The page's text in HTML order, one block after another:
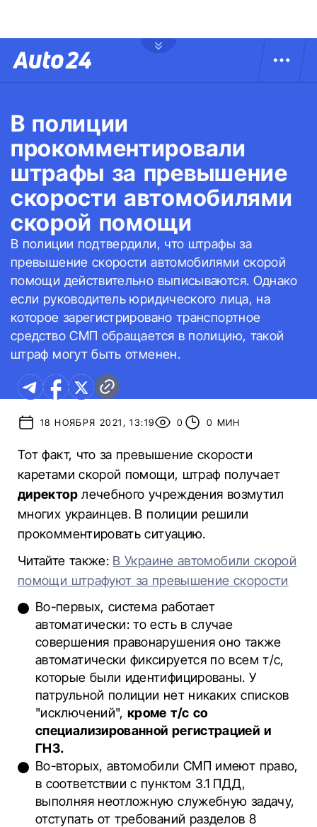
В полиции
прокомментировали
штрафы за превышение
скорости автомобилями
скорой помощи
В полиции подтвердили, что штрафы за
превышение скорости автомобилями скорой
помощи действительно выписываются. Однако
если руководитель юридического лица, на
которое зарегистрировано транспортное
средство СМП обращается в полицию, такой
штраф могут быть отменен.
18 НОЯБРЯ 2021, 13:19 0 0 МИН
Тот факт, что за превышение скорости
каретами скорой помощи, штраф получает
директорлечебного учреждения возмутил
многих украинцев. В полиции решили
прокомментировать ситуацию.
Читайте также: В Украине автомобили скорой
помощи штрафуют за превышение скорости
Во-первых, система работает
автоматически: то есть в случае
совершения правонарушения оно также
автоматически фиксируется по всем т/с,
которые были идентифицированы. У
патрульной полиции нет никаких списков
"исключений",кроме т/с со
специализированной регистрацией и
ГНЗ.
Во-вторых, автомобили СМП имеют право,
в соответствии с пунктом 3.1 ПДД,
выполняя неотложную служебную задачу,
отступать от требований разделов 8